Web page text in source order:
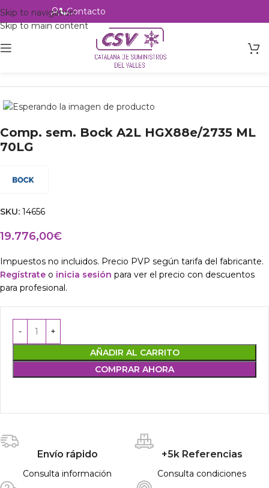
Skip to navigation
Skip to main content
Contacto
csvalles
Comp. sem. Bock A2L HGX88e/2735 ML
70LG
SKU: 14656
19.776,00€
Impuestos no incluidos. Precio PVP según tarifa del fabricante.
Regístrate o inicia sesión para ver el precio con descuentos
para profesional.
AÑADIR AL CARRITO
COMPRAR AHORA
Envío rápido
Consulta información
+5k Referencias
Consulta condiciones